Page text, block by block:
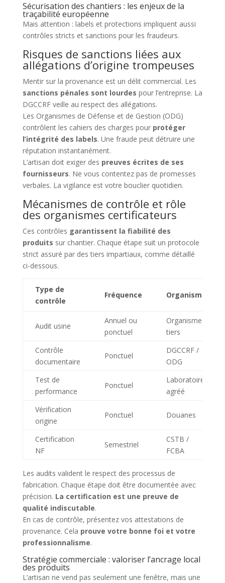
Sécurisation des chantiers : les enjeux de la
traçabilité européenne
Mais attention : labels et protections impliquent aussi
contrôles stricts et sanctions pour les fraudeurs.
Risques de sanctions liées aux
allégations d’origine trompeuses
Mentir sur la provenance est un délit commercial. Les
sanctions pénales sont lourdes pour l’entreprise. La
DGCCRF veille au respect des allégations.
Les Organismes de Défense et de Gestion (ODG)
contrôlent les cahiers des charges pour protéger
l’intégrité des labels. Une fraude peut détruire une
réputation instantanément.
L’artisan doit exiger des preuves écrites de ses
fournisseurs. Ne vous contentez pas de promesses
verbales. La vigilance est votre bouclier quotidien.
Mécanismes de contrôle et rôle
des organismes certificateurs
Ces contrôles garantissent la fiabilité des
produits sur chantier. Chaque étape suit un protocole
strict assuré par des tiers impartiaux, comme détaillé
ci-dessous.
Type de
contrôle
Fréquence Organisme
Audit usine
Annuel ou
ponctuel
Organisme
tiers
Contrôle
documentaire
Ponctuel
DGCCRF /
ODG
Test de
performance
Ponctuel
Laboratoire
agréé
Vérification
origine
Ponctuel Douanes
Certification
NF
Semestriel
CSTB /
FCBA
Les audits valident le respect des processus de
fabrication. Chaque étape doit être documentée avec
précision. La certification est une preuve de
qualité indiscutable.
En cas de contrôle, présentez vos attestations de
provenance. Cela prouve votre bonne foi et votre
professionnalisme.
Stratégie commerciale : valoriser l’ancrage local
des produits
L’artisan ne vend pas seulement une fenêtre, mais une